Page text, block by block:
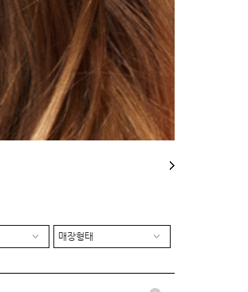
매장형태